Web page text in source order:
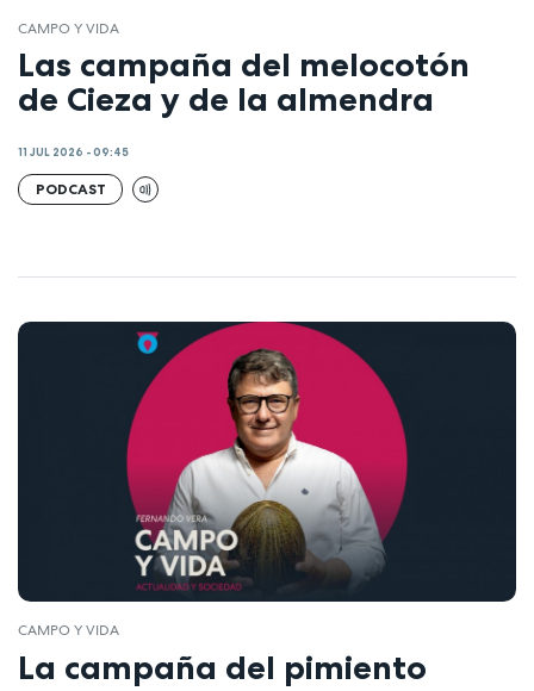
CAMPO Y VIDA
Las campaña del melocotón
de Cieza y de la almendra
11 JUL 2026 - 09:45
PODCAST
CAMPO Y VIDA
La campaña del pimiento